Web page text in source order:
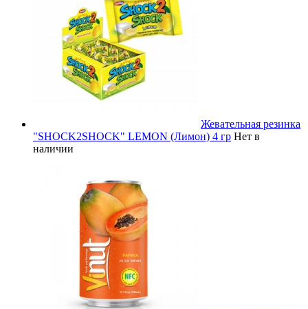
Жевательная резинка
"SHOCK2SHOCK" LEMON (Лимон) 4 гр Нет в
наличии